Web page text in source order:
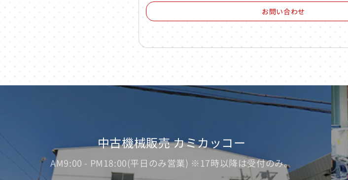
お問い合わせ
中古機械販売 カミカッコー
AM9:00 - PM18:00(平日のみ営業) ※17時以降は受付のみ。